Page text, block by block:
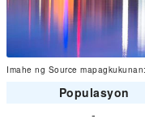
Imahe ng Source mapagkukunan:
Populasyon
-